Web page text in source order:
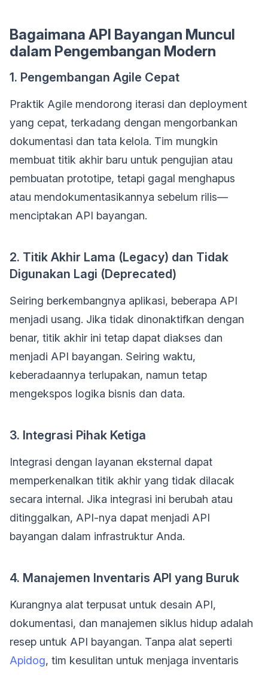
Bagaimana API Bayangan Muncul
dalam Pengembangan Modern
1. Pengembangan Agile Cepat
Praktik Agile mendorong iterasi dan deployment
yang cepat, terkadang dengan mengorbankan
dokumentasi dan tata kelola. Tim mungkin
membuat titik akhir baru untuk pengujian atau
pembuatan prototipe, tetapi gagal menghapus
atau mendokumentasikannya sebelum rilis—
menciptakan API bayangan.
2. Titik Akhir Lama (Legacy) dan Tidak
Digunakan Lagi (Deprecated)
Seiring berkembangnya aplikasi, beberapa API
menjadi usang. Jika tidak dinonaktifkan dengan
benar, titik akhir ini tetap dapat diakses dan
menjadi API bayangan. Seiring waktu,
keberadaannya terlupakan, namun tetap
mengekspos logika bisnis dan data.
3. Integrasi Pihak Ketiga
Integrasi dengan layanan eksternal dapat
memperkenalkan titik akhir yang tidak dilacak
secara internal. Jika integrasi ini berubah atau
ditinggalkan, API-nya dapat menjadi API
bayangan dalam infrastruktur Anda.
4. Manajemen Inventaris API yang Buruk
Kurangnya alat terpusat untuk desain API,
dokumentasi, dan manajemen siklus hidup adalah
resep untuk API bayangan. Tanpa alat seperti
Apidog, tim kesulitan untuk menjaga inventaris